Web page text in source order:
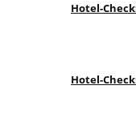
Hotel-
Hotel-